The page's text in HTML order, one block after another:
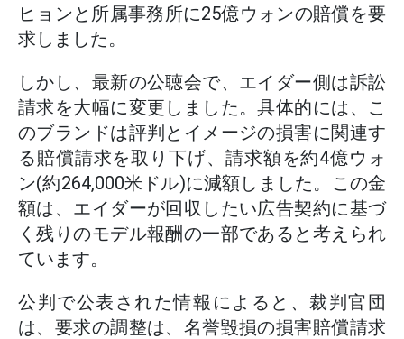
ヒョンと所属事務所に25億ウォンの賠償を要
求しました。
しかし、最新の公聴会で、エイダー側は訴訟
請求を大幅に変更しました。具体的には、こ
のブランドは評判とイメージの損害に関連す
る賠償請求を取り下げ、請求額を約4億ウォ
ン(約264,000米ドル)に減額しました。この金
額は、エイダーが回収したい広告契約に基づ
く残りのモデル報酬の一部であると考えられ
ています。
公判で公表された情報によると、裁判官団
は、要求の調整は、名誉毀損の損害賠償請求